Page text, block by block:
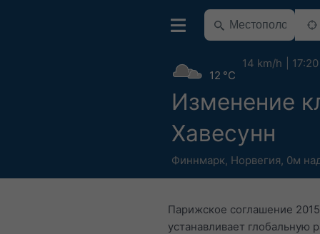
Изменение
Хавесунн
Финнмарк, Норвегия, 0м
12 °C
14 km/h 17:20
Парижское соглашение
устанавливает глобальную